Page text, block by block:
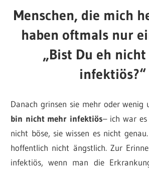
Menschen, die mich
haben oftmals nur
„Bist Du eh
infektiös?“
Danach grinsen sie mehr oder wenig
bin nicht mehr infektiös– ich war es
nicht böse, sie wissen es nicht
hoffentlich nicht ängstlich. Zur
infektiös, wenn man die